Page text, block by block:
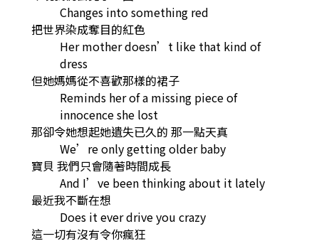
Changes into something red
把世界染成奪目的紅色
Her mother doesn’t like that kind of
dress
但她媽媽從不喜歡那樣的裙子
Reminds her of a missing piece of
innocence she lost
那卻令她想起她遺失已久的 那一點天真
We’re only getting older baby
寶貝 我們只會隨著時間成長
And I’ve been thinking about it lately
最近我不斷在想
Does it ever drive you crazy
這一切有沒有令你瘋狂